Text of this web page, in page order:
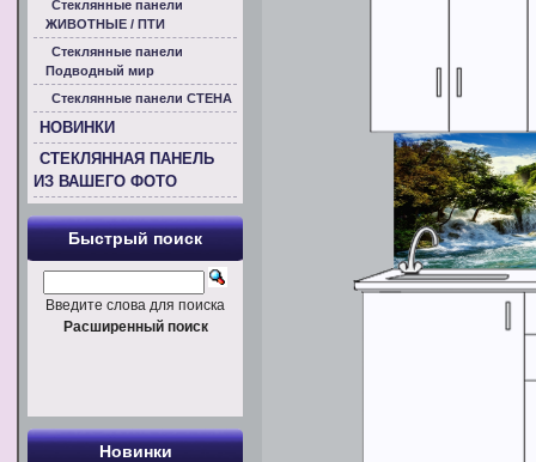
Стеклянные панели
ЖИВОТНЫЕ / ПТИ
Стеклянные панели
Подводный мир
Стеклянные панели СТЕНА
НОВИНКИ
СТЕКЛЯННАЯ ПАНЕЛЬ
ИЗ ВАШЕГО ФОТО
Быстрый поиск
Введите слова для поиска
Расширенный поиск
Новинки